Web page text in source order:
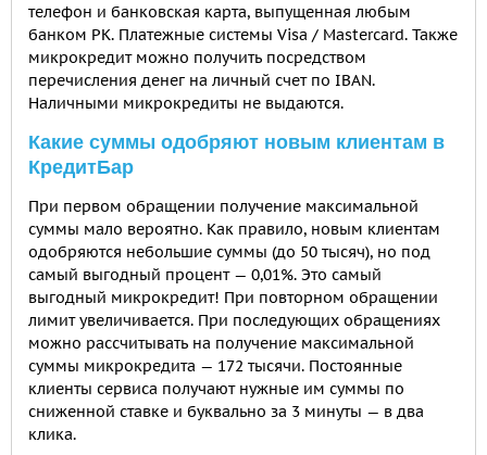
телефон и банковская карта, выпущенная любым
банком РК. Платежные системы Visa / Mastercard. Также
микрокредит можно получить посредством
перечисления денег на личный счет по IBAN.
Наличными микрокредиты не выдаются.
Какие суммы одобряют новым клиентам в
КредитБар
При первом обращении получение максимальной
суммы мало вероятно. Как правило, новым клиентам
одобряются небольшие суммы (до 50 тысяч), но под
самый выгодный процент — 0,01%. Это самый
выгодный микрокредит! При повторном обращении
лимит увеличивается. При последующих обращениях
можно рассчитывать на получение максимальной
суммы микрокредита — 172 тысячи. Постоянные
клиенты сервиса получают нужные им суммы по
сниженной ставке и буквально за 3 минуты — в два
клика.